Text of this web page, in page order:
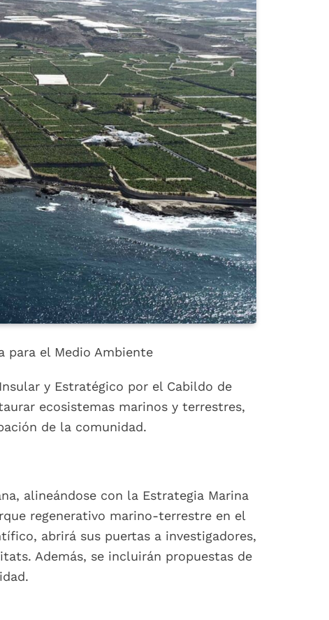
para el Medio Ambiente
y Estratégico por el Cabildo de
ecosistemas marinos y terrestres,
de la comunidad.
alineándose con la Estrategia Marina
regenerativo marino-terrestre en el
abrirá sus puertas a investigadores,
Además, se incluirán propuestas de